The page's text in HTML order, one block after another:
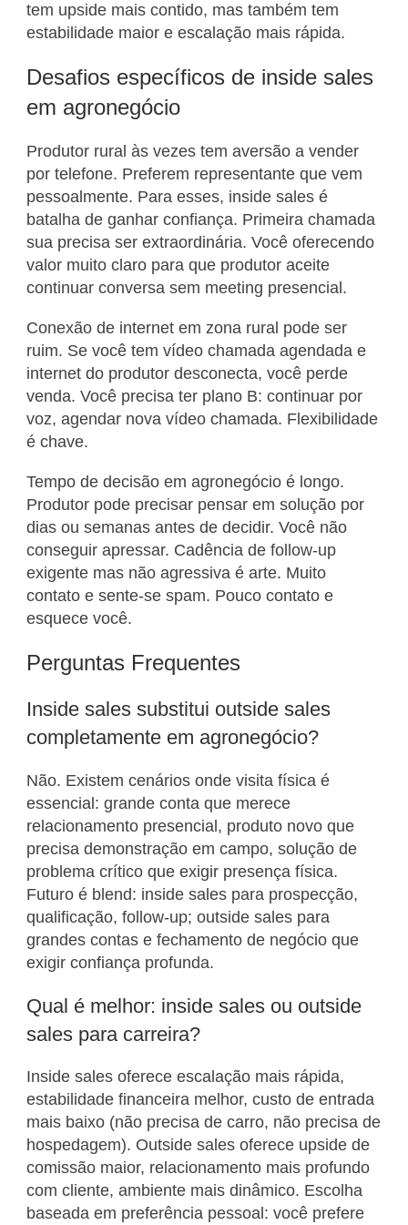
tem upside mais contido, mas também tem
estabilidade maior e escalação mais rápida.
Desafios específicos de inside sales
em agronegócio
Produtor rural às vezes tem aversão a vender
por telefone. Preferem representante que vem
pessoalmente. Para esses, inside sales é
batalha de ganhar confiança. Primeira chamada
sua precisa ser extraordinária. Você oferecendo
valor muito claro para que produtor aceite
continuar conversa sem meeting presencial.
Conexão de internet em zona rural pode ser
ruim. Se você tem vídeo chamada agendada e
internet do produtor desconecta, você perde
venda. Você precisa ter plano B: continuar por
voz, agendar nova vídeo chamada. Flexibilidade
é chave.
Tempo de decisão em agronegócio é longo.
Produtor pode precisar pensar em solução por
dias ou semanas antes de decidir. Você não
conseguir apressar. Cadência de follow-up
exigente mas não agressiva é arte. Muito
contato e sente-se spam. Pouco contato e
esquece você.
Perguntas Frequentes
Inside sales substitui outside sales
completamente em agronegócio?
Não. Existem cenários onde visita física é
essencial: grande conta que merece
relacionamento presencial, produto novo que
precisa demonstração em campo, solução de
problema crítico que exigir presença física.
Futuro é blend: inside sales para prospecção,
qualificação, follow-up; outside sales para
grandes contas e fechamento de negócio que
exigir confiança profunda.
Qual é melhor: inside sales ou outside
sales para carreira?
Inside sales oferece escalação mais rápida,
estabilidade financeira melhor, custo de entrada
mais baixo (não precisa de carro, não precisa de
hospedagem). Outside sales oferece upside de
comissão maior, relacionamento mais profundo
com cliente, ambiente mais dinâmico. Escolha
baseada em preferência pessoal: você prefere